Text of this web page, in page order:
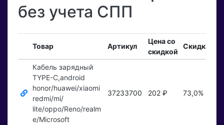
без учета СПП
Товар Артикул
Цена со
скидкой
Скидка
Кабель зарядный
TYPE-C,android
honor/huawei/xiaomi
redmi/mi/
lite/oppo/Reno/realm
e/Microsoft
37233700 202 ₽ 73,0%